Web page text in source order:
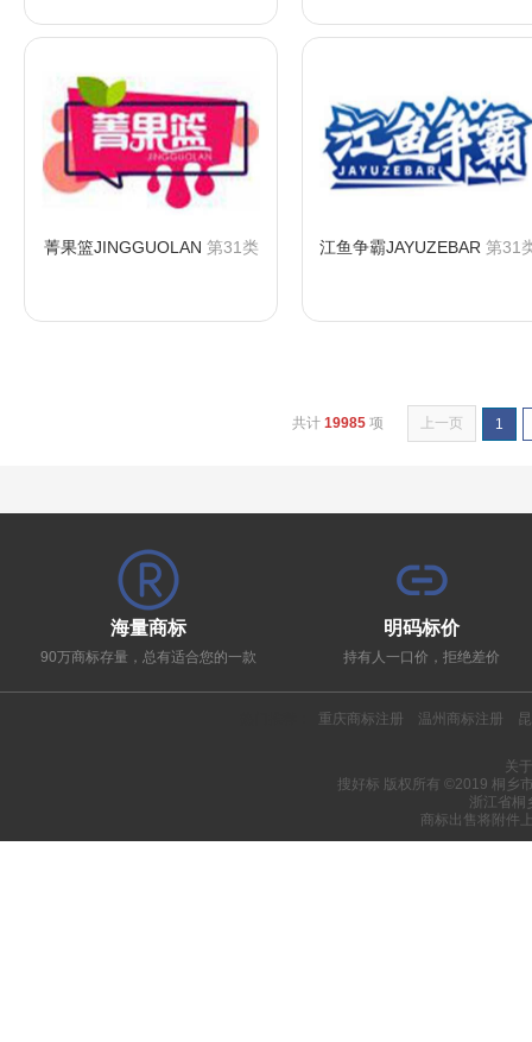
菁果篮JINGGUOLAN 第31类 江鱼争霸JAYUZEBAR 第31
共计 19985 项 上一页 1
海量商标
90万商标存量，总有适合您的一款
明码标价
持有人一口价，拒绝差价
重庆商标注册 温州商标注册
关
搜好标 版权所有 ©2019 桐乡
浙江省桐
商标出售将附件